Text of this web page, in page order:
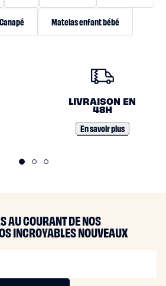
Canapé Matelas enfant bébé
LIVRAISON EN
48H
En savoir plus
AU COURANT DE NOS
INCROYABLES NOUVEAUX